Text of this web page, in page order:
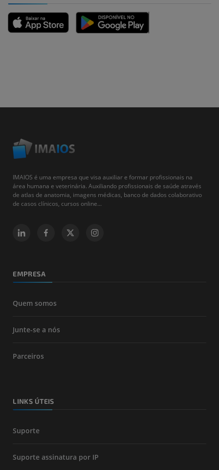
IMAIOS é uma empresa que visa auxiliar e formar profissionais na
área humana e veterinária. Auxiliando profissionais de saúde através
de atlas de anatomia, imagens médicas, banco de dados colaborativo
de casos clínicos, cursos online...
EMPRESA
Quem somos
Junte-se a nós
Parceiros
LINKS ÚTEIS
Suporte
Suporte assinatura por IP